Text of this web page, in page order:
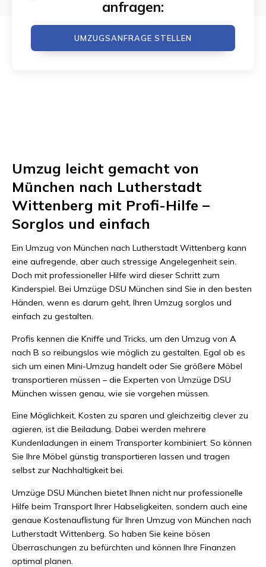
anfragen:
UMZUGSANFRAGE STELLEN
Umzug leicht gemacht von
München nach Lutherstadt
Wittenberg mit Profi-Hilfe –
Sorglos und einfach
Ein Umzug von München nach Lutherstadt Wittenberg kann
eine aufregende, aber auch stressige Angelegenheit sein.
Doch mit professioneller Hilfe wird dieser Schritt zum
Kinderspiel. Bei Umzüge DSU München sind Sie in den besten
Händen, wenn es darum geht, Ihren Umzug sorglos und
einfach zu gestalten.
Profis kennen die Kniffe und Tricks, um den Umzug von A
nach B so reibungslos wie möglich zu gestalten. Egal ob es
sich um einen Mini-Umzug handelt oder Sie größere Möbel
transportieren müssen – die Experten von Umzüge DSU
München wissen genau, wie sie vorgehen müssen.
Eine Möglichkeit, Kosten zu sparen und gleichzeitig clever zu
agieren, ist die Beiladung. Dabei werden mehrere
Kundenladungen in einem Transporter kombiniert. So können
Sie Ihre Möbel günstig transportieren lassen und tragen
selbst zur Nachhaltigkeit bei.
Umzüge DSU München bietet Ihnen nicht nur professionelle
Hilfe beim Transport Ihrer Habseligkeiten, sondern auch eine
genaue Kostenauflistung für Ihren Umzug von München nach
Lutherstadt Wittenberg. So haben Sie keine bösen
Überraschungen zu befürchten und können Ihre Finanzen
optimal planen.